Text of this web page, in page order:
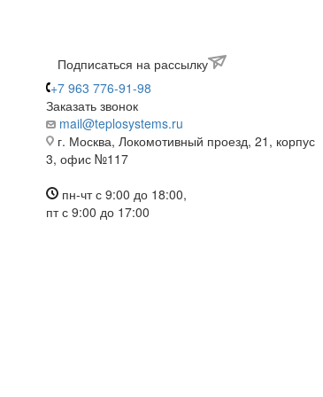
Подписаться на рассылку
+7 963 776-91-98
Заказать звонок
mail@teplosystems.ru
г. Москва, Локомотивный проезд, 21, корпус
3, офис №117
пн-чт с 9:00 до 18:00,
пт с 9:00 до 17:00